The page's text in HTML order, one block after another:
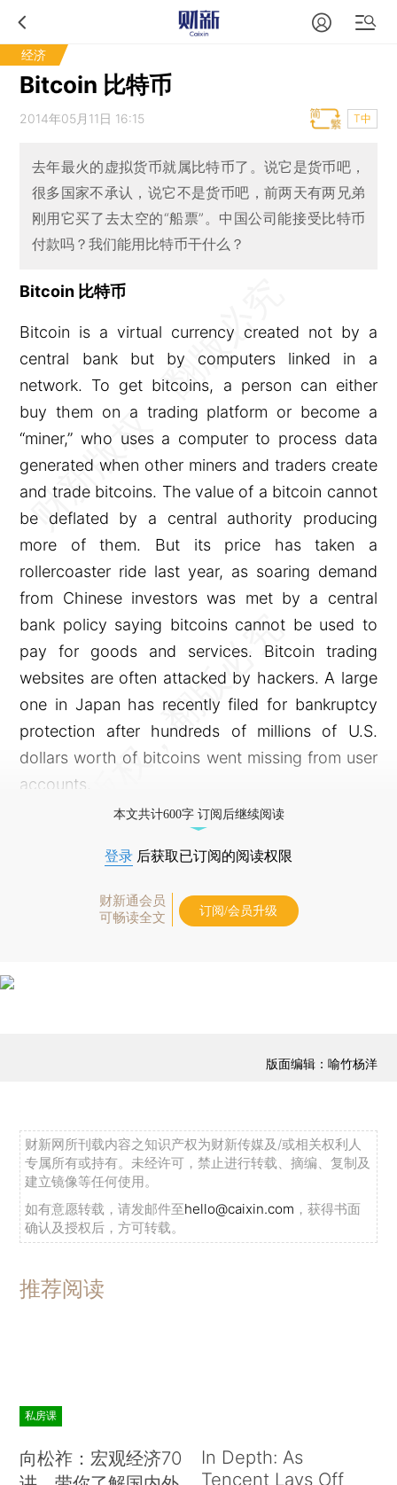
经济
Bitcoin 比特币
2014年05月11日 16:15 T中
去年最火的虚拟货币就属比特币了。说它是货币吧，
很多国家不承认，说它不是货币吧，前两天有两兄弟
刚用它买了去太空的“船票”。中国公司能接受比特币
付款吗？我们能用比特币干什么？
Bitcoin 比特币
Bitcoin is a virtual currency created not by a
central bank but by computers linked in a
network. To get bitcoins, a person can either
buy them on a trading platform or become a
“miner,” who uses a computer to process data
generated when other miners and traders create
and trade bitcoins. The value of a bitcoin cannot
be deflated by a central authority producing
more of them. But its price has taken a
rollercoaster ride last year, as soaring demand
from Chinese investors was met by a central
bank policy saying bitcoins cannot be used to
pay for goods and services. Bitcoin trading
websites are often attacked by hackers. A large
one in Japan has recently filed for bankruptcy
protection after hundreds of millions of U.S.
dollars worth of bitcoins went missing from user
accounts.
本文共计600字 订阅后继续阅读
登录 后获取已订阅的阅读权限
财新通会员
可畅读全文
订阅/会员升级
版面编辑：喻竹杨洋
财新网所刊载内容之知识产权为财新传媒及/或相关权利人
专属所有或持有。未经许可，禁止进行转载、摘编、复制及
建立镜像等任何使用。
如有意愿转载，请发邮件至hello@caixin.com ，获得书面
确认及授权后，方可转载。
推荐阅读
私房课
向松祚：宏观经济70
In Depth: As
Tencent Lays Off